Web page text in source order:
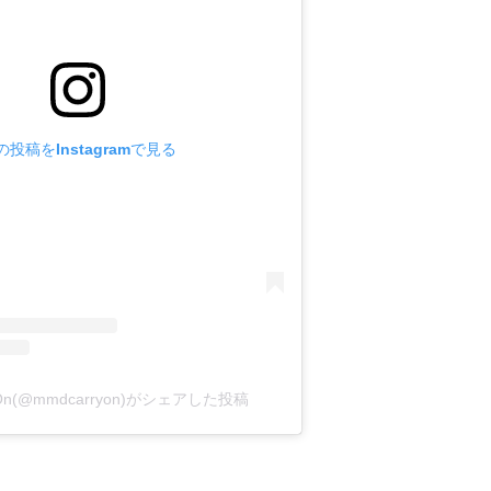
投稿をInstagramで見る
がシェアした投稿